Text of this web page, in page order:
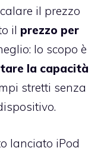
il prezzo
il prezzo per
lo scopo è
la capacità
stretti senza
lanciato iPod